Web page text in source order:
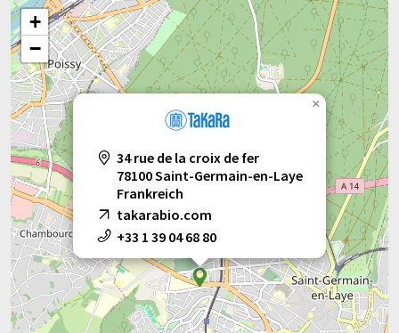
34 rue de la croix de fer
78100 Saint-Germain-en-Laye
Frankreich
takarabio.com
+33 1 39 04 68 80
×
+
−